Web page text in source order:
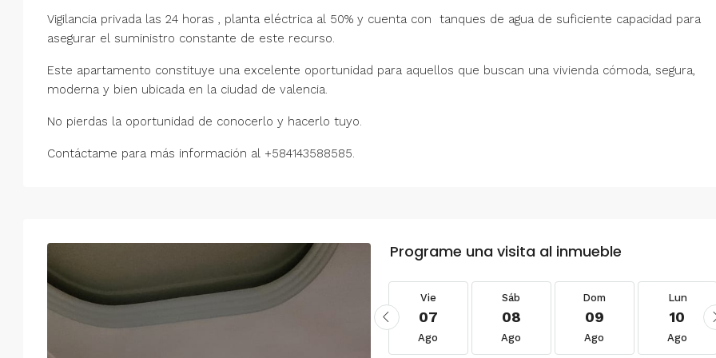
Vigilancia privada las 24 horas , planta eléctrica al 50% y cuenta con tanques de agua de suficiente capacidad para
asegurar el suministro constante de este recurso.
Este apartamento constituye una excelente oportunidad para aquellos que buscan una vivienda cómoda, segura,
moderna y bien ubicada en la ciudad de valencia.
No pierdas la oportunidad de conocerlo y hacerlo tuyo.
Contáctame para más información al +584143588585.
Programe una visita al inmueble
Mar Mié
20
Vie
07
Ago
Sáb
08
Ago
Dom
09
Ago
Lun
10
Ago